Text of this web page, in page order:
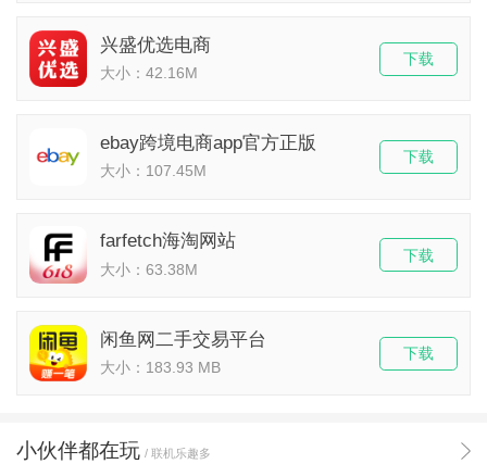
兴盛优选电商
大小：42.16M
下载
ebay跨境电商app官方正版
大小：107.45M
下载
farfetch海淘网站
大小：63.38M
下载
闲鱼网二手交易平台
大小：183.93 MB
下载
小伙伴都在玩 / 联机乐趣多